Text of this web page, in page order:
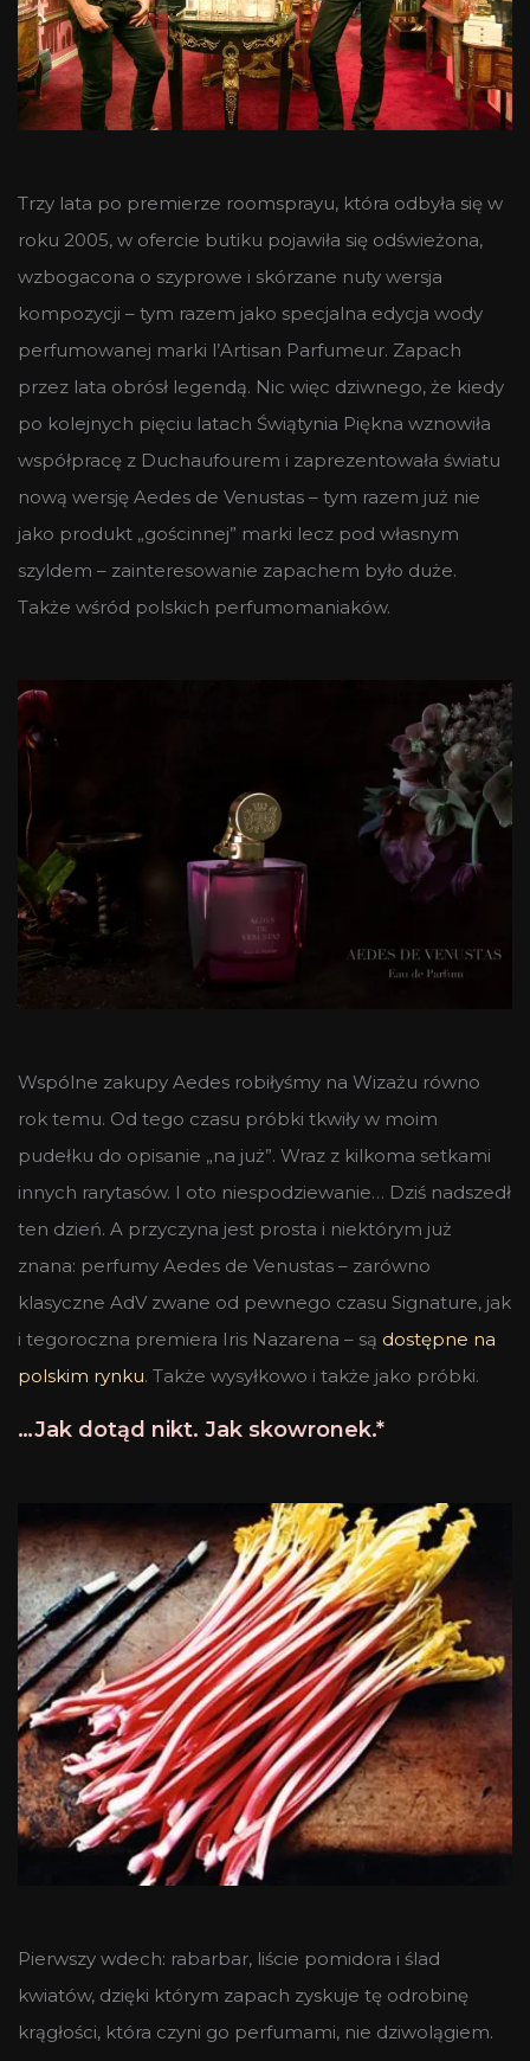
Trzy lata po premierze roomsprayu, która odbyła się w
roku 2005, w ofercie butiku pojawiła się odświeżona,
wzbogacona o szyprowe i skórzane nuty wersja
kompozycji – tym razem jako specjalna edycja wody
perfumowanej marki l’Artisan Parfumeur. Zapach
przez lata obrósł legendą. Nic więc dziwnego, że kiedy
po kolejnych pięciu latach Świątynia Piękna wznowiła
współpracę z Duchaufourem i zaprezentowała światu
nową wersję Aedes de Venustas – tym razem już nie
jako produkt „gościnnej” marki lecz pod własnym
szyldem – zainteresowanie zapachem było duże.
Także wśród polskich perfumomaniaków.
Wspólne zakupy Aedes robiłyśmy na Wizażu równo
rok temu. Od tego czasu próbki tkwiły w moim
pudełku do opisanie „na już”. Wraz z kilkoma setkami
innych rarytasów. I oto niespodziewanie… Dziś nadszedł
ten dzień. A przyczyna jest prosta i niektórym już
znana: perfumy Aedes de Venustas – zarówno
klasyczne AdV zwane od pewnego czasu Signature, jak
i tegoroczna premiera Iris Nazarena – są dostępne na
polskim rynku. Także wysyłkowo i także jako próbki.
…Jak dotąd nikt. Jak skowronek.*
Pierwszy wdech: rabarbar, liście pomidora i ślad
kwiatów, dzięki którym zapach zyskuje tę odrobinę
krągłości, która czyni go perfumami, nie dziwolągiem.